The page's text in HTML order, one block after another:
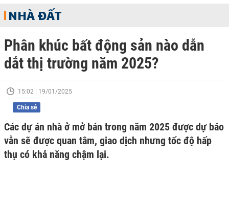
NHÀ ĐẤT
Phân khúc bất động sản nào dẫn
dắt thị trường năm 2025?
15:02 | 19/01/2025
Chia sẻ
Các dự án nhà ở mở bán trong năm 2025 được dự báo
vẫn sẽ được quan tâm, giao dịch nhưng tốc độ hấp
thụ có khả năng chậm lại.